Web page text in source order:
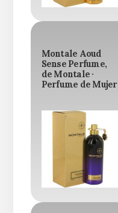
Montale Aoud
Sense Perfume,
de Montale ·
Perfume de Mujer